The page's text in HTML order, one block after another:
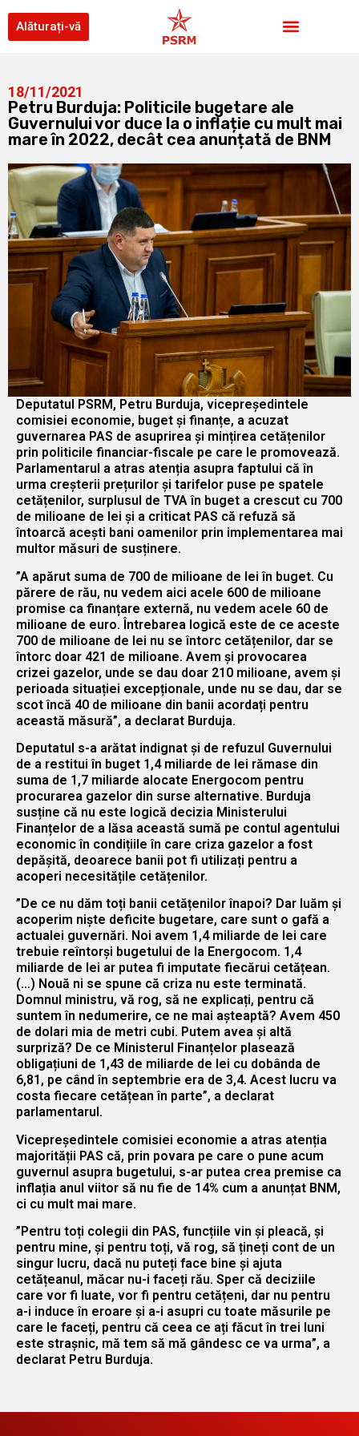
Alăturați-vă
18/11/2021
Petru Burduja: Politicile bugetare ale
Guvernului vor duce la o inflație cu mult mai
mare în 2022, decât cea anunțată de BNM
Deputatul PSRM, Petru Burduja, vicepreședintele
comisiei economie, buget și finanțe, a acuzat
guvernarea PAS de asuprirea și mințirea cetățenilor
prin politicile financiar-fiscale pe care le promovează.
Parlamentarul a atras atenția asupra faptului că în
urma creșterii prețurilor și tarifelor puse pe spatele
cetățenilor, surplusul de TVA în buget a crescut cu 700
de milioane de lei și a criticat PAS că refuză să
întoarcă acești bani oamenilor prin implementarea mai
multor măsuri de susținere.
”A apărut suma de 700 de milioane de lei în buget. Cu
părere de rău, nu vedem aici acele 600 de milioane
promise ca finanțare externă, nu vedem acele 60 de
milioane de euro. Întrebarea logică este de ce aceste
700 de milioane de lei nu se întorc cetățenilor, dar se
întorc doar 421 de milioane. Avem și provocarea
crizei gazelor, unde se dau doar 210 milioane, avem și
perioada situației excepționale, unde nu se dau, dar se
scot încă 40 de milioane din banii acordați pentru
această măsură”, a declarat Burduja.
Deputatul s-a arătat indignat și de refuzul Guvernului
de a restitui în buget 1,4 miliarde de lei rămase din
suma de 1,7 miliarde alocate Energocom pentru
procurarea gazelor din surse alternative. Burduja
susține că nu este logică decizia Ministerului
Finanțelor de a lăsa această sumă pe contul agentului
economic în condițiile în care criza gazelor a fost
depășită, deoarece banii pot fi utilizați pentru a
acoperi necesitățile cetățenilor.
”De ce nu dăm toți banii cetățenilor înapoi? Dar luăm și
acoperim niște deficite bugetare, care sunt o gafă a
actualei guvernări. Noi avem 1,4 miliarde de lei care
trebuie reîntorși bugetului de la Energocom. 1,4
miliarde de lei ar putea fi imputate fiecărui cetățean.
(…) Nouă ni se spune că criza nu este terminată.
Domnul ministru, vă rog, să ne explicați, pentru că
suntem în nedumerire, ce ne mai așteaptă? Avem 450
de dolari mia de metri cubi. Putem avea și altă
surpriză? De ce Ministerul Finanțelor plasează
obligațiuni de 1,43 de miliarde de lei cu dobânda de
6,81, pe când în septembrie era de 3,4. Acest lucru va
costa fiecare cetățean în parte”, a declarat
parlamentarul.
Vicepreședintele comisiei economie a atras atenția
majorității PAS că, prin povara pe care o pune acum
guvernul asupra bugetului, s-ar putea crea premise ca
inflația anul viitor să nu fie de 14% cum a anunțat BNM,
ci cu mult mai mare.
”Pentru toți colegii din PAS, funcțiile vin și pleacă, și
pentru mine, și pentru toți, vă rog, să țineți cont de un
singur lucru, dacă nu puteți face bine și ajuta
cetățeanul, măcar nu-i faceți rău. Sper că deciziile
care vor fi luate, vor fi pentru cetățeni, dar nu pentru
a-i induce în eroare și a-i asupri cu toate măsurile pe
care le faceți, pentru că ceea ce ați făcut în trei luni
este strașnic, mă tem să mă gândesc ce va urma”, a
declarat Petru Burduja.